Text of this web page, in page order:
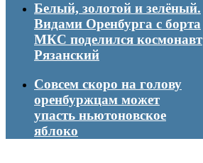
Белый, золотой и зелёный.
Видами Оренбурга с борта
МКС поделился космонавт
Рязанский
Совсем скоро на голову
оренбуржцам может
упасть ньютоновское
яблоко